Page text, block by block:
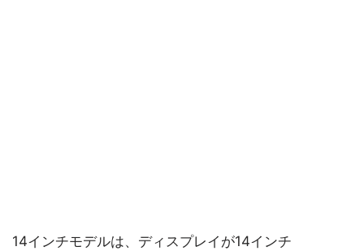
14インチモデルは、ディスプレイが14インチ